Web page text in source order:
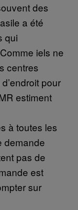
des
a été
qui
iels ne
centres
pour
estiment
à toutes les
demande
pas de
est
sur